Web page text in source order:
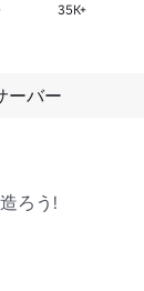
35K+
ーバー
ろう!